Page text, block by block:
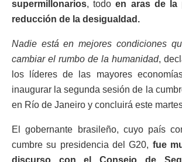
supermillonarios, todoen aras de la
reducción de la desigualdad.
Nadie está en mejores condiciones
cambiar el rumbo de la humanidad,
los líderes de las mayores
inaugurar la segunda sesión de la
en Río de Janeiro y concluirá este
El gobernante brasileño, cuyo país
cumbre su presidencia del G20, fue
discurso con el Consejo de